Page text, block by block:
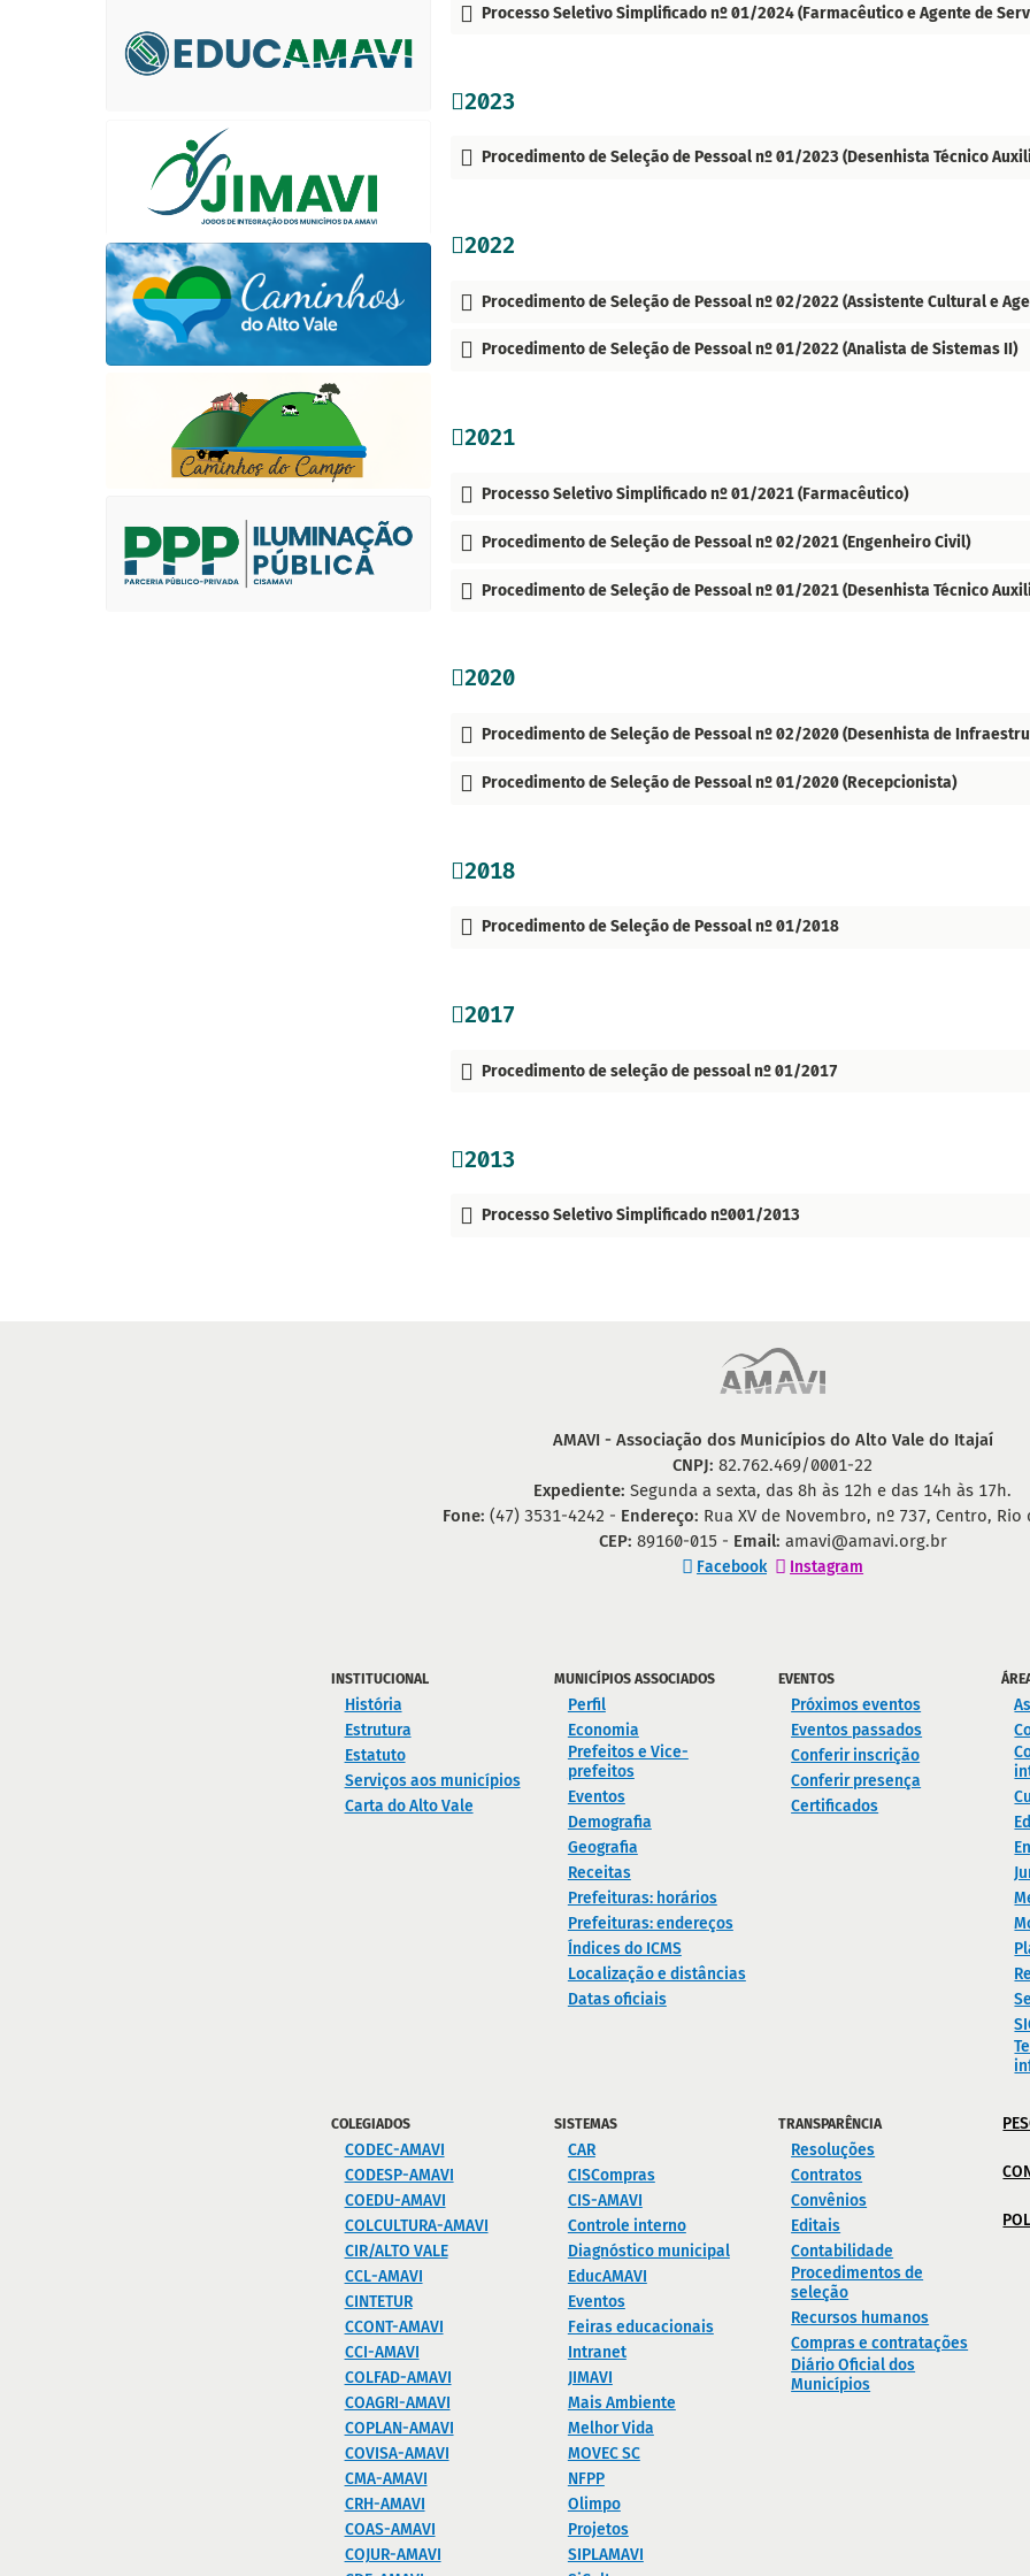
Processo Seletivo Simplificado nº 01/2024 (Farmacêutico e Agente de
2023
Procedimento de Seleção de Pessoal nº 01/2023 (Desenhista Técnico
2022
Procedimento de Seleção de Pessoal nº 02/2022 (Assistente Cultural e
Procedimento de Seleção de Pessoal nº 01/2022 (Analista de Sistemas II)
2021
Processo Seletivo Simplificado nº 01/2021 (Farmacêutico)
Procedimento de Seleção de Pessoal nº 02/2021 (Engenheiro Civil)
Procedimento de Seleção de Pessoal nº 01/2021 (Desenhista Técnico
2020
Procedimento de Seleção de Pessoal nº 02/2020 (Desenhista de
Procedimento de Seleção de Pessoal nº 01/2020 (Recepcionista)
2018
Procedimento de Seleção de Pessoal nº 01/2018
2017
Procedimento de seleção de pessoal nº 01/2017
2013
Processo Seletivo Simplificado nº001/2013
AMAVI - Associação dos Municípios do Alto Vale do Itajaí
CNPJ: 82.762.469/0001-22
Expediente: Segunda a sexta, das 8h às 12h e das 14h às 17h.
Fone: (47) 3531-4242 - Endereço: Rua XV de Novembro, nº 737, Centro, Rio
CEP: 89160-015 - Email: amavi@amavi.org.br
Facebook Instagram
INSTITUCIONAL
História
Estrutura
Estatuto
Serviços aos municípios
Carta do Alto Vale
MUNICÍPIOS ASSOCIADOS
Perfil
Economia
Prefeitos e Vice-
prefeitos
Eventos
Demografia
Geografia
Receitas
Prefeituras: horários
Prefeituras: endereços
Índices do ICMS
Localização e distâncias
Datas oficiais
EVENTOS
Próximos eventos
Eventos passados
Conferir inscrição
Conferir presença
Certificados
COLEGIADOS
CODEC-AMAVI
CODESP-AMAVI
COEDU-AMAVI
COLCULTURA-AMAVI
CIR/ALTO VALE
CCL-AMAVI
CINTETUR
CCONT-AMAVI
CCI-AMAVI
COLFAD-AMAVI
COAGRI-AMAVI
COPLAN-AMAVI
COVISA-AMAVI
CMA-AMAVI
CRH-AMAVI
COAS-AMAVI
COJUR-AMAVI
SISTEMAS
CAR
CISCompras
CIS-AMAVI
Controle interno
Diagnóstico municipal
EducAMAVI
Eventos
Feiras educacionais
Intranet
JIMAVI
Mais Ambiente
Melhor Vida
MOVEC SC
NFPP
Olimpo
Projetos
SIPLAMAVI
TRANSPARÊNCIA
Resoluções
Contratos
Convênios
Editais
Contabilidade
Procedimentos de
seleção
Recursos humanos
Compras e contratações
Diário Oficial dos
Municípios